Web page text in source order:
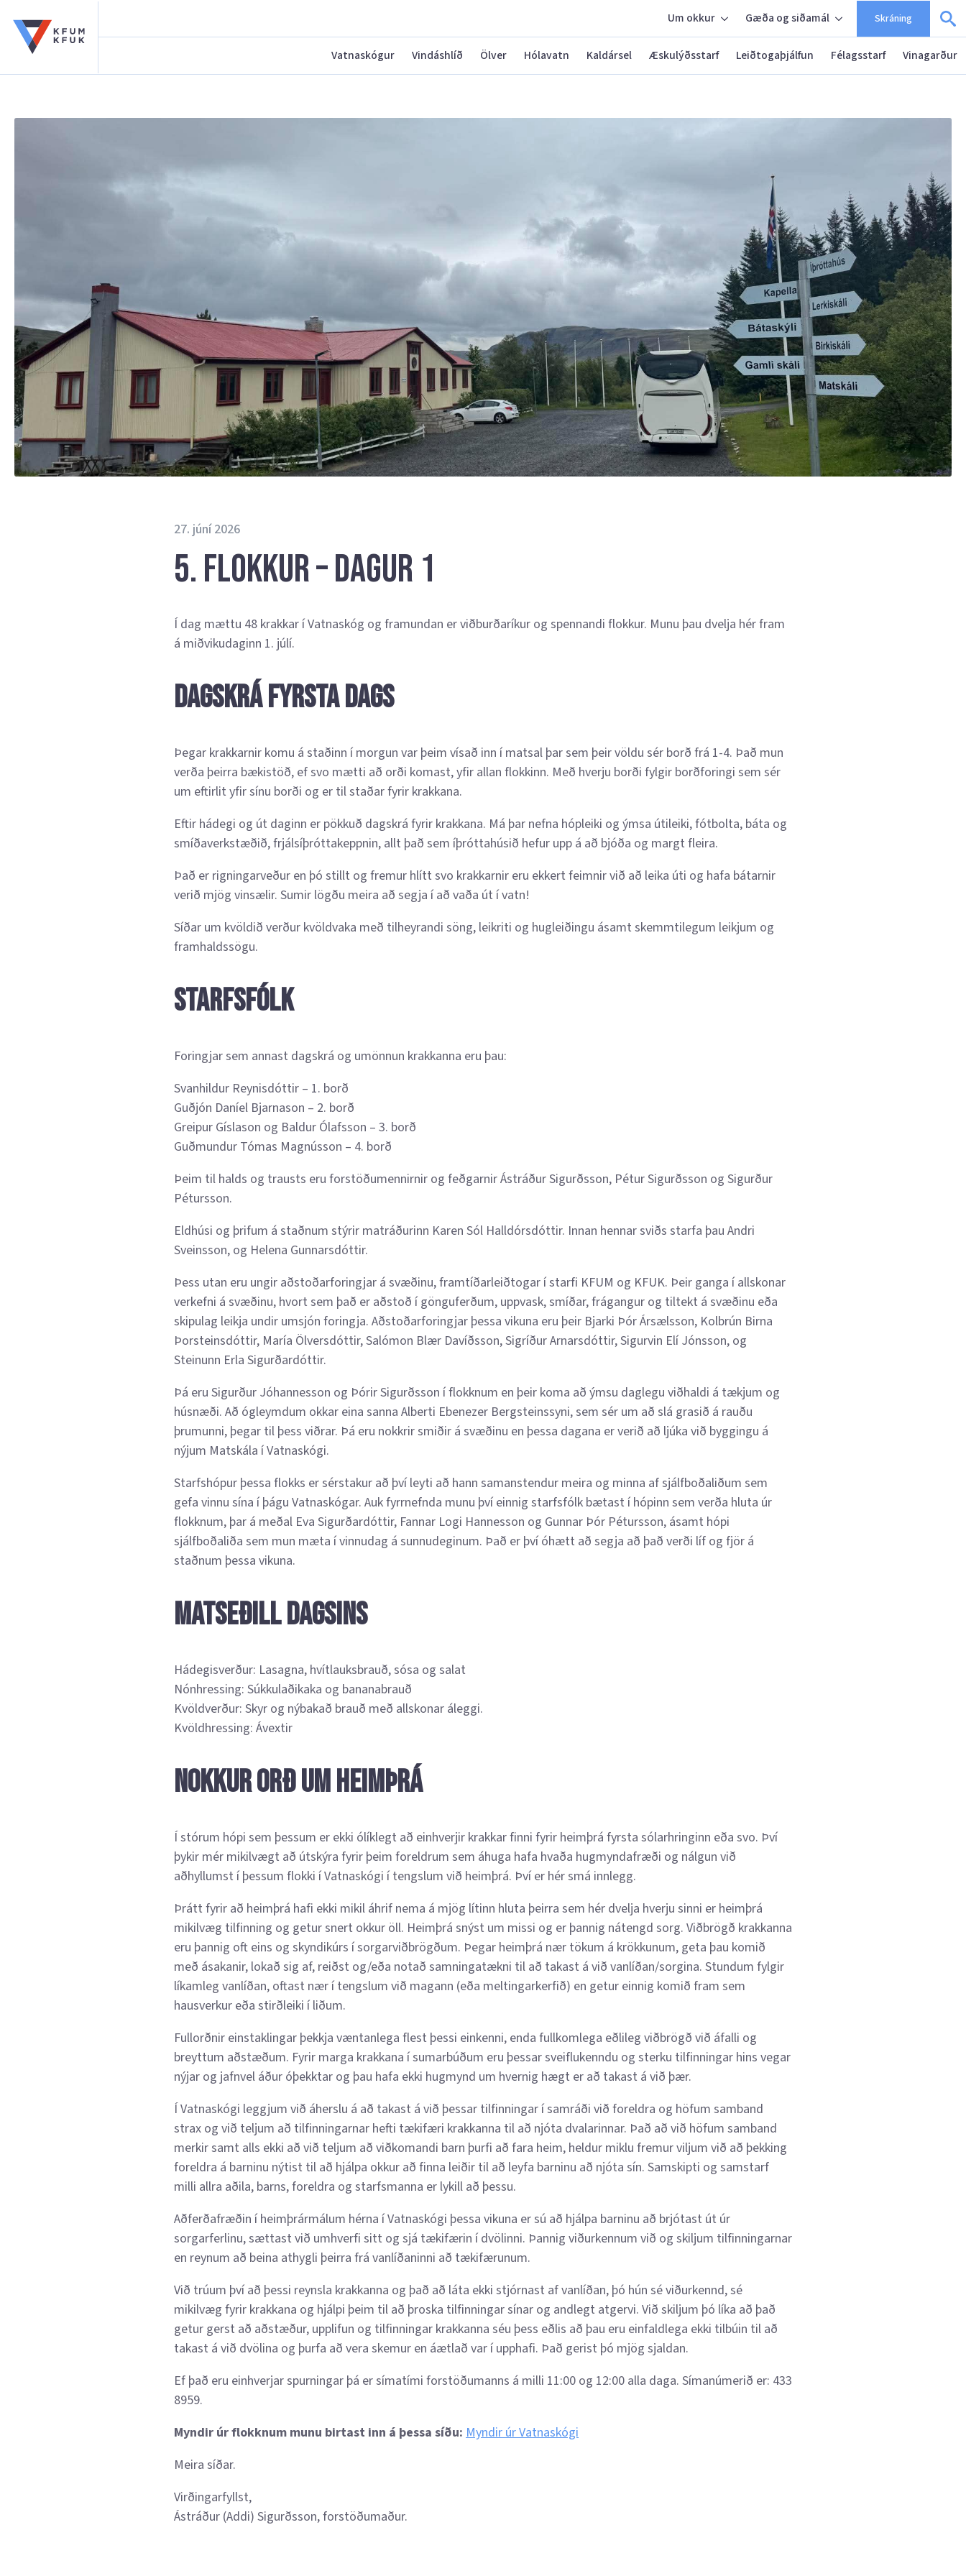
Um okkur Gæða og siðamál Skráning
Vatnaskógur Vindáshlíð Ölver Hólavatn Kaldársel Æskulýðsstarf Leiðtogaþjálfun Félagsstarf Vinagarður
27. júní 2026
5. flokkur – Dagur 1
Í dag mættu 48 krakkar í Vatnaskóg og framundan er viðburðaríkur og spennandi flokkur. Munu þau dvelja hér fram
á miðvikudaginn 1. júlí.
Dagskrá fyrsta dags
Þegar krakkarnir komu á staðinn í morgun var þeim vísað inn í matsal þar sem þeir völdu sér borð frá 1-4. Það mun
verða þeirra bækistöð, ef svo mætti að orði komast, yfir allan flokkinn. Með hverju borði fylgir borðforingi sem sér
um eftirlit yfir sínu borði og er til staðar fyrir krakkana.
Eftir hádegi og út daginn er pökkuð dagskrá fyrir krakkana. Má þar nefna hópleiki og ýmsa útileiki, fótbolta, báta og
smíðaverkstæðið, frjálsíþróttakeppnin, allt það sem íþróttahúsið hefur upp á að bjóða og margt fleira.
Það er rigningarveður en þó stillt og fremur hlítt svo krakkarnir eru ekkert feimnir við að leika úti og hafa bátarnir
verið mjög vinsælir. Sumir lögðu meira að segja í að vaða út í vatn!
Síðar um kvöldið verður kvöldvaka með tilheyrandi söng, leikriti og hugleiðingu ásamt skemmtilegum leikjum og
framhaldssögu.
Starfsfólk
Foringjar sem annast dagskrá og umönnun krakkanna eru þau:
Svanhildur Reynisdóttir – 1. borð
Guðjón Daníel Bjarnason – 2. borð
Greipur Gíslason og Baldur Ólafsson – 3. borð
Guðmundur Tómas Magnússon – 4. borð
Þeim til halds og trausts eru forstöðumennirnir og feðgarnir Ástráður Sigurðsson, Pétur Sigurðsson og Sigurður
Pétursson.
Eldhúsi og þrifum á staðnum stýrir matráðurinn Karen Sól Halldórsdóttir. Innan hennar sviðs starfa þau Andri
Sveinsson, og Helena Gunnarsdóttir.
Þess utan eru ungir aðstoðarforingjar á svæðinu, framtíðarleiðtogar í starfi KFUM og KFUK. Þeir ganga í allskonar
verkefni á svæðinu, hvort sem það er aðstoð í gönguferðum, uppvask, smíðar, frágangur og tiltekt á svæðinu eða
skipulag leikja undir umsjón foringja. Aðstoðarforingjar þessa vikuna eru þeir Bjarki Þór Ársælsson, Kolbrún Birna
Þorsteinsdóttir, María Ölversdóttir, Salómon Blær Davíðsson, Sigríður Arnarsdóttir, Sigurvin Elí Jónsson, og
Steinunn Erla Sigurðardóttir.
Þá eru Sigurður Jóhannesson og Þórir Sigurðsson í flokknum en þeir koma að ýmsu daglegu viðhaldi á tækjum og
húsnæði. Að ógleymdum okkar eina sanna Alberti Ebenezer Bergsteinssyni, sem sér um að slá grasið á rauðu
þrumunni, þegar til þess viðrar. Þá eru nokkrir smiðir á svæðinu en þessa dagana er verið að ljúka við byggingu á
nýjum Matskála í Vatnaskógi.
Starfshópur þessa flokks er sérstakur að því leyti að hann samanstendur meira og minna af sjálfboðaliðum sem
gefa vinnu sína í þágu Vatnaskógar. Auk fyrrnefnda munu því einnig starfsfólk bætast í hópinn sem verða hluta úr
flokknum, þar á meðal Eva Sigurðardóttir, Fannar Logi Hannesson og Gunnar Þór Pétursson, ásamt hópi
sjálfboðaliða sem mun mæta í vinnudag á sunnudeginum. Það er því óhætt að segja að það verði líf og fjör á
staðnum þessa vikuna.
Matseðill dagsins
Hádegisverður: Lasagna, hvítlauksbrauð, sósa og salat
Nónhressing: Súkkulaðikaka og bananabrauð
Kvöldverður: Skyr og nýbakað brauð með allskonar áleggi.
Kvöldhressing: Ávextir
Nokkur orð um heimþrá
Í stórum hópi sem þessum er ekki ólíklegt að einhverjir krakkar finni fyrir heimþrá fyrsta sólarhringinn eða svo. Því
þykir mér mikilvægt að útskýra fyrir þeim foreldrum sem áhuga hafa hvaða hugmyndafræði og nálgun við
aðhyllumst í þessum flokki í Vatnaskógi í tengslum við heimþrá. Því er hér smá innlegg.
Þrátt fyrir að heimþrá hafi ekki mikil áhrif nema á mjög lítinn hluta þeirra sem hér dvelja hverju sinni er heimþrá
mikilvæg tilfinning og getur snert okkur öll. Heimþrá snýst um missi og er þannig nátengd sorg. Viðbrögð krakkanna
eru þannig oft eins og skyndikúrs í sorgarviðbrögðum. Þegar heimþrá nær tökum á krökkunum, geta þau komið
með ásakanir, lokað sig af, reiðst og/eða notað samningatækni til að takast á við vanlíðan/sorgina. Stundum fylgir
líkamleg vanlíðan, oftast nær í tengslum við magann (eða meltingarkerfið) en getur einnig komið fram sem
hausverkur eða stirðleiki í liðum.
Fullorðnir einstaklingar þekkja væntanlega flest þessi einkenni, enda fullkomlega eðlileg viðbrögð við áfalli og
breyttum aðstæðum. Fyrir marga krakkana í sumarbúðum eru þessar sveiflukenndu og sterku tilfinningar hins vegar
nýjar og jafnvel áður óþekktar og þau hafa ekki hugmynd um hvernig hægt er að takast á við þær.
Í Vatnaskógi leggjum við áherslu á að takast á við þessar tilfinningar í samráði við foreldra og höfum samband
strax og við teljum að tilfinningarnar hefti tækifæri krakkanna til að njóta dvalarinnar. Það að við höfum samband
merkir samt alls ekki að við teljum að viðkomandi barn þurfi að fara heim, heldur miklu fremur viljum við að þekking
foreldra á barninu nýtist til að hjálpa okkur að finna leiðir til að leyfa barninu að njóta sín. Samskipti og samstarf
milli allra aðila, barns, foreldra og starfsmanna er lykill að þessu.
Aðferðafræðin í heimþrármálum hérna í Vatnaskógi þessa vikuna er sú að hjálpa barninu að brjótast út úr
sorgarferlinu, sættast við umhverfi sitt og sjá tækifærin í dvölinni. Þannig viðurkennum við og skiljum tilfinningarnar
en reynum að beina athygli þeirra frá vanlíðaninni að tækifærunum.
Við trúum því að þessi reynsla krakkanna og það að láta ekki stjórnast af vanlíðan, þó hún sé viðurkennd, sé
mikilvæg fyrir krakkana og hjálpi þeim til að þroska tilfinningar sínar og andlegt atgervi. Við skiljum þó líka að það
getur gerst að aðstæður, upplifun og tilfinningar krakkanna séu þess eðlis að þau eru einfaldlega ekki tilbúin til að
takast á við dvölina og þurfa að vera skemur en áætlað var í upphafi. Það gerist þó mjög sjaldan.
Ef það eru einhverjar spurningar þá er símatími forstöðumanns á milli 11:00 og 12:00 alla daga. Símanúmerið er: 433
8959.
Myndir úr flokknum munu birtast inn á þessa síðu: Myndir úr Vatnaskógi
Meira síðar.
Virðingarfyllst,
Ástráður (Addi) Sigurðsson, forstöðumaður.